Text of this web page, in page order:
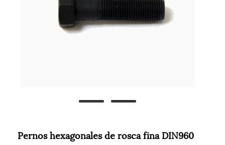
Pernos hexagonales de rosca fina DIN960